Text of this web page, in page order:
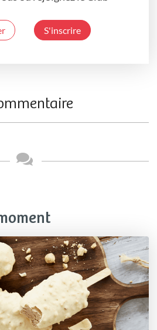
S'inscrire